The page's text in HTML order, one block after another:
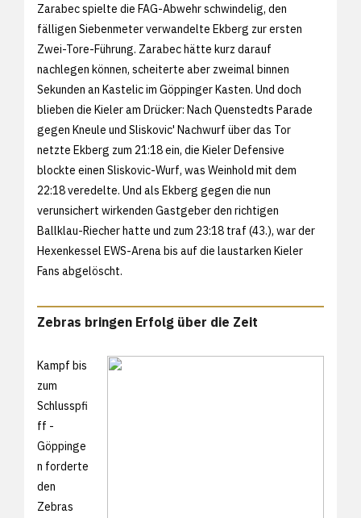
Zarabec spielte die FAG-Abwehr schwindelig, den
fälligen Siebenmeter verwandelte Ekberg zur ersten
Zwei-Tore-Führung. Zarabec hätte kurz darauf
nachlegen können, scheiterte aber zweimal binnen
Sekunden an Kastelic im Göppinger Kasten. Und doch
blieben die Kieler am Drücker: Nach Quenstedts Parade
gegen Kneule und Sliskovic' Nachwurf über das Tor
netzte Ekberg zum 21:18 ein, die Kieler Defensive
blockte einen Sliskovic-Wurf, was Weinhold mit dem
22:18 veredelte. Und als Ekberg gegen die nun
verunsichert wirkenden Gastgeber den richtigen
Ballklau-Riecher hatte und zum 23:18 traf (43.), war der
Hexenkessel EWS-Arena bis auf die laustarken Kieler
Fans abgelöscht.
Zebras bringen Erfolg über die Zeit
Kampf bis
zum
Schlusspfi
ff -
Göppinge
n forderte
den
Zebras